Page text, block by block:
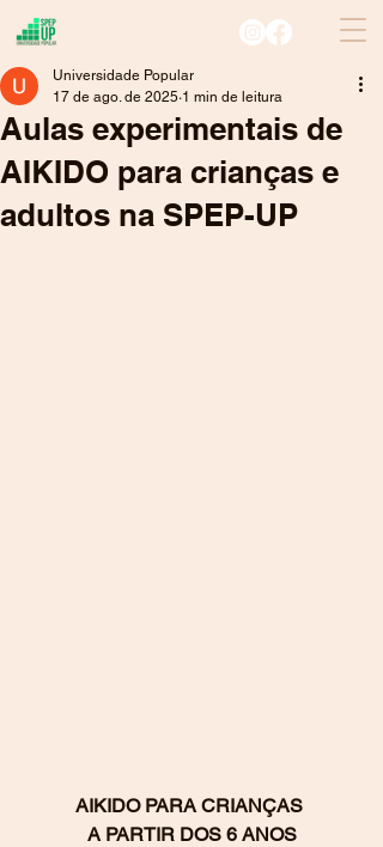
Aulas experimentais de
AIKIDO para crianças e
adultos na SPEP-UP
Universidade Popular
17 de ago. de 2025 1 min de leitura
AIKIDO PARA CRIANÇAS
A PARTIR DOS 6 ANOS